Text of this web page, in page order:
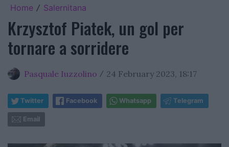
Home / Salernitana
Krzysztof Piatek, un gol per
tornare a sorridere
Pasquale Iuzzolino / 24 February 2023, 18:17
Twitter Facebook Whatsapp Telegram
Email